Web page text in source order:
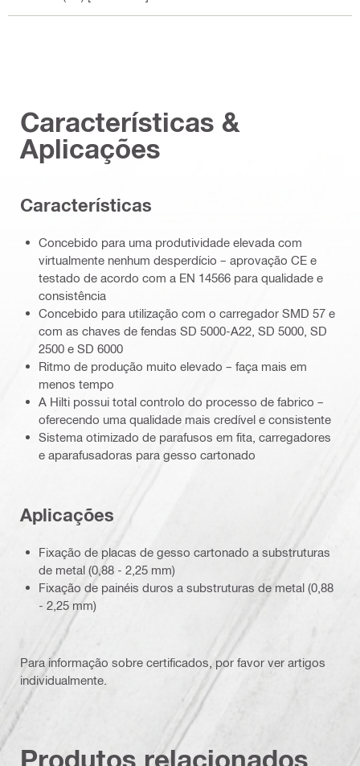
Características &
Aplicações
Características
Concebido para uma produtividade elevada com
virtualmente nenhum desperdício – aprovação CE e
testado de acordo com a EN 14566 para qualidade e
consistência
Concebido para utilização com o carregador SMD 57 e
com as chaves de fendas SD 5000-A22, SD 5000, SD
2500 e SD 6000
Ritmo de produção muito elevado – faça mais em
menos tempo
A Hilti possui total controlo do processo de fabrico –
oferecendo uma qualidade mais credível e consistente
Sistema otimizado de parafusos em fita, carregadores
e aparafusadoras para gesso cartonado
Aplicações
Fixação de placas de gesso cartonado a substruturas
de metal (0,88 - 2,25 mm)
Fixação de painéis duros a substruturas de metal (0,88
- 2,25 mm)
Para informação sobre certificados, por favor ver artigos
individualmente.
Produtos relacionados